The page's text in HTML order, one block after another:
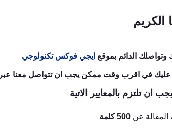
الكريم
وتواصلك الدائم بموقع ايجي فوكس تكنولوجي
عليك في اقرب وقت ممكن يجب ان تتواصل معنا عبر
ان تلتزم بالمعايير الاتية
المقالة عن500 كلمة